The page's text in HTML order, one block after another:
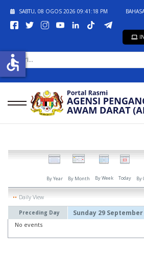
SABTU, 08 OGOS 2026 09:41:19 PM
CARI...
By Year By Month By Week Today By
Daily View
Preceding Day Sunday 29 September
No events
accessible